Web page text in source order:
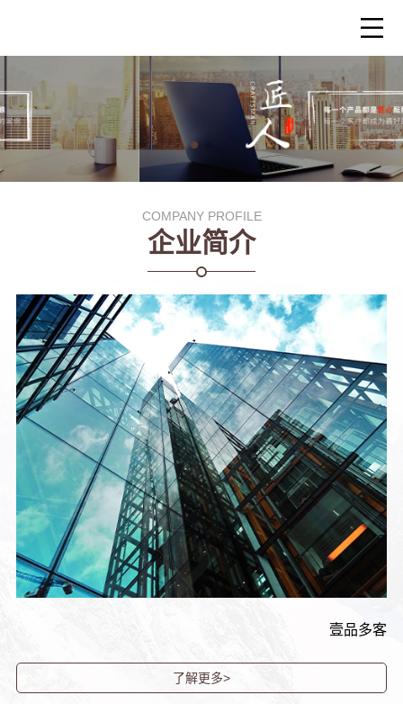
COMPANY PROFILE
企业简介
壹品多客
了解更多>